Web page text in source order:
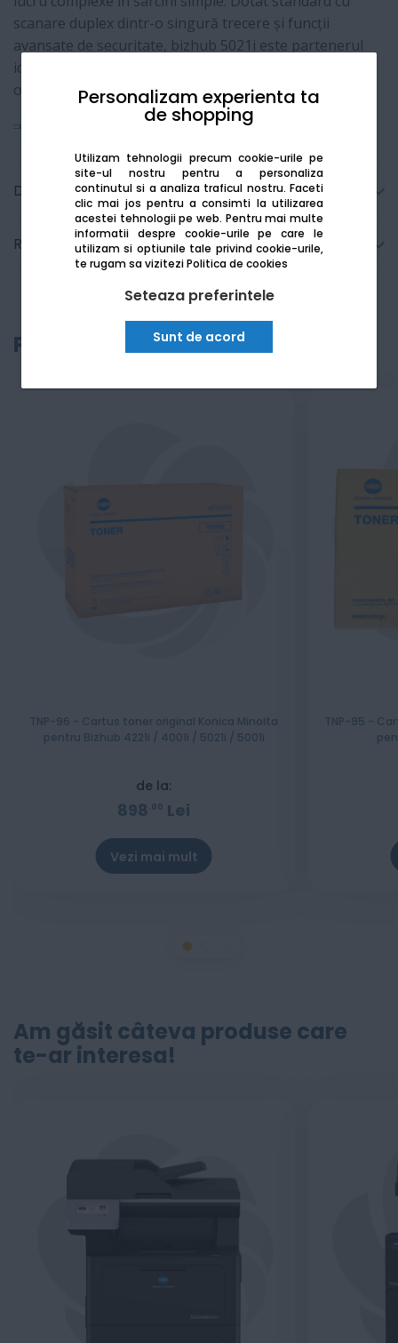
Personalizam experienta ta
de shopping
Utilizam tehnologii precum cookie-urile pe
site-ul nostru pentru a personaliza
continutul si a analiza traficul nostru. Faceti
clic mai jos pentru a consimti la utilizarea
acestei tehnologii pe web. Pentru mai multe
informatii despre cookie-urile pe care le
utilizam si optiunile tale privind cookie-urile,
te rugam sa viziteziPolitica de cookies
Seteaza preferintele
Sunt de acord
scanare duplex dintr-o singură trecere și funcții
avansate de securitate, bizhub 5021i este partenerul
ideal pentru productivitate maximă și eficiență
operațională.
Detalii tehnice
Recenzii
Produse recomandate
TNP-96 - Cartus toner original Konica Minolta
pentru Bizhub 4221i / 4001i / 5021i / 5001i
de la:
898 00 Lei
Vezi mai mult
TNP-95 -
Am găsit câteva produse care
te-ar interesa!